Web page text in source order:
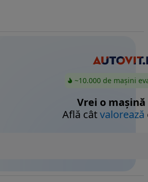
~10.000 de mașini
Vrei o mașină
Află câtvalorează